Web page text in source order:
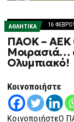
ΑΘΛΗΤΙΚΑ 16
ΠΑΟΚ – ΑΕΚ
Μοιρασιά…
Ολυμπιακό!
Κοινοποιήστε
ΚοινοποιήστεΟ